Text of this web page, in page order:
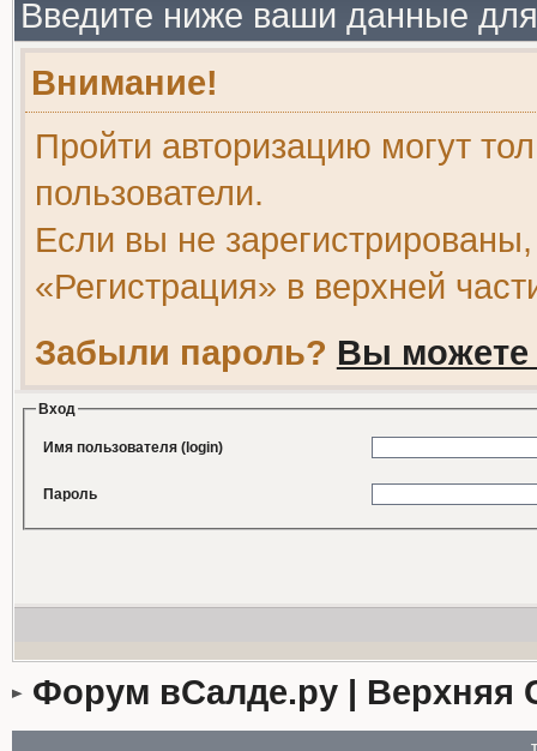
Введите ниже ваши данные
Внимание!
Пройти авторизацию могут
пользователи.
Если вы не
«Регистрация» в верхней
Забыли пароль? Вы можете
Вход
Имя пользователя (login)
Пароль
Форум вСалде.ру | Верхняя